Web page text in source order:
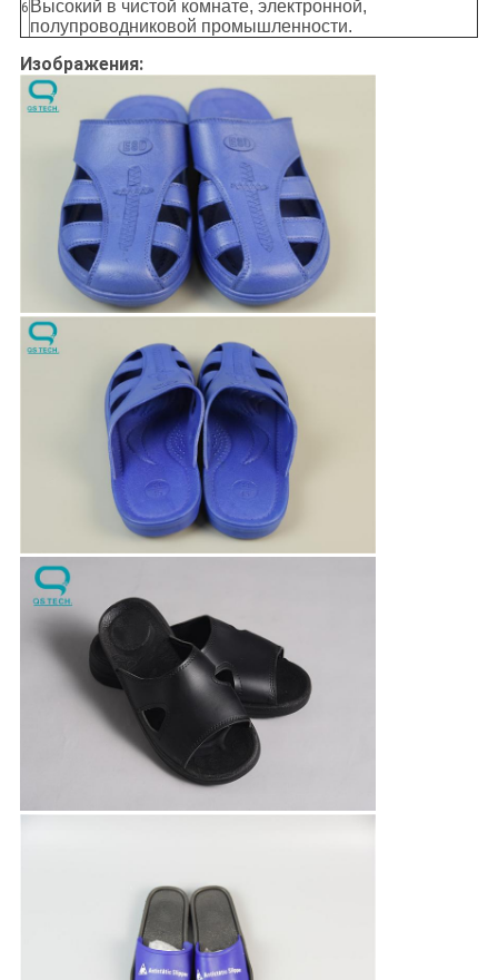
6 Высокий в чистой комнате, электронной,
полупроводниковой промышленности.
Изображения: